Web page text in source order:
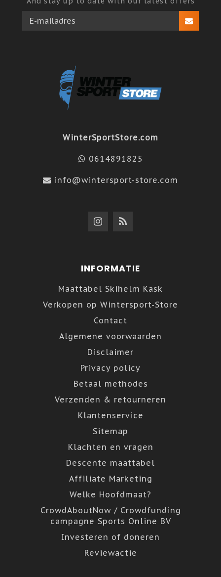
WinterSportStore.com
0614891825
info@wintersport-store.com
INFORMATIE
Maattabel Skihelm Kask
Verkopen op Wintersport-Store
Contact
Algemene voorwaarden
Disclaimer
Privacy policy
Betaal methodes
Verzenden & retourneren
Klantenservice
Sitemap
Klachten en vragen
Descente maattabel
Affiliate Marketing
Welke Hoofdmaat?
CrowdAboutNow / Crowdfunding
campagne Sports Online BV
Investeren of doneren
Reviewactie